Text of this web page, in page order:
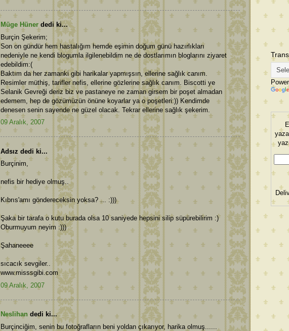
Müge Hüner dedi ki...
Burçin Şekerim;
Son on gündür hem hastalığım hemde eşimin doğum günü hazırlıkları
nedeniyle ne kendi blogumla ilgilenebildim ne de dostlarımın bloglarını ziyaret
edebildim:(
Baktım da her zamanki gibi harikalar yapmışsın, ellerine sağlık canım.
Resimler müthiş, tarifler nefis, ellerine gözlerine sağlık canım. Biscotti ye
Selanik Gevreği deriz biz ve pastaneye ne zaman girsem bir poşet almadan
edemem, hep de gözümüzün önüne koyarlar ya o poşetleri:)) Kendimde
denesen senin sayende ne güzel olacak. Tekrar ellerine sağlık şekerim.
09 Aralık, 2007
Adsız dedi ki...
Burçinim,
nefis bir hediye olmuş..
Kıbrıs'amı göndereceksin yoksa? ... :)))
Şaka bir tarafa o kutu burada olsa 10 saniyede hepsini silip süpürebilirim :)
Oburmuyum neyim :)))
Şahaneeee
sıcacık sevgiler..
www.misssgibi.com
09 Aralık, 2007
Neslihan dedi ki...
Burçinciğim, senin bu fotoğrafların beni yoldan çıkarıyor, harika olmuş......